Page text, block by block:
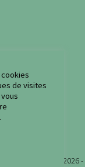
Rotterdam 2026 -
de visites